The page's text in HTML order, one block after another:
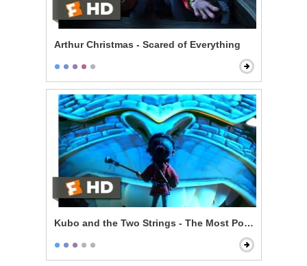
Arthur Christmas - Scared of Everything
Kubo and the Two Strings - The Most Powerful Magic